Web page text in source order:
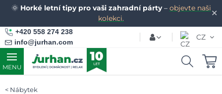
✕
🌞 Horké letní tipy pro vaši zahradní párty– objevte naši
kolekci.
+420 558 274 238
info@jurhan.com
CZ
MENU
Nábytek